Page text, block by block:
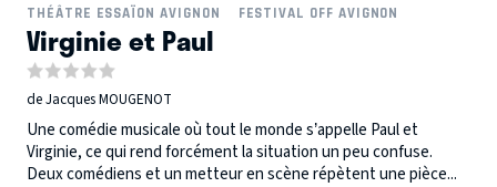
THÉÂTRE ESSAÏON AVIGNON
FESTIVAL OFF AVIGNON
Virginie et Paul
de Jacques MOUGENOT
Une comédie musicale où tout le monde s’appelle Paul et
Virginie, ce qui rend forcément la situation un peu confuse.
Deux comédiens et un metteur en scène répètent une pièce...